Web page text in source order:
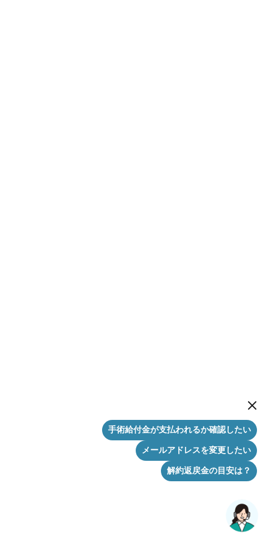
New
手術給付金が支払われるか確認したい
メールアドレスを変更したい
解約返戻金の目安は？